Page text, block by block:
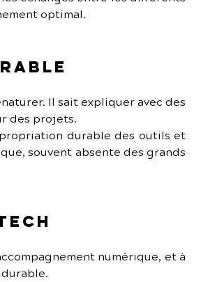
optimal.
Il sait expliquer avec des
des projets.
durable des outils et
souvent absente des grands
numérique, et à